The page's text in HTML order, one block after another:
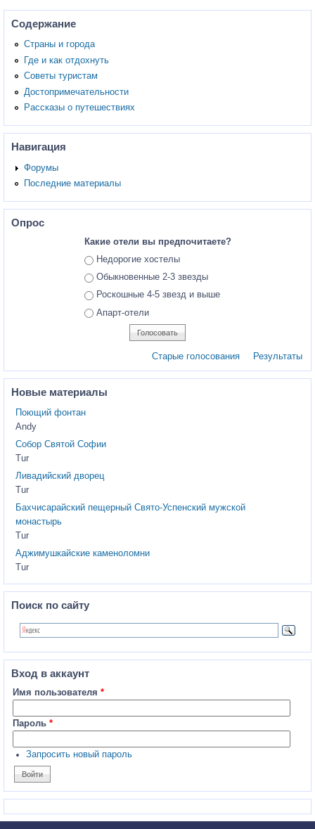
Содержание
Страны и города
Где и как отдохнуть
Советы туристам
Достопримечательности
Рассказы о путешествиях
Навигация
Форумы
Последние материалы
Опрос
Какие отели вы предпочитаете?
Ответы
Недорогие хостелы
Обыкновенные 2-3 звезды
Роскошные 4-5 звезд и выше
Апарт-отели
Старые голосования Результаты
Новые материалы
Поющий фонтан
Andy
Собор Святой Софии
Tur
Ливадийский дворец
Tur
Бахчисарайский пещерный Свято-Успенский мужской
монастырь
Tur
Аджимушкайские каменоломни
Tur
Поиск по сайту
Вход в аккаунт
Имя пользователя *
Пароль *
Запросить новый пароль